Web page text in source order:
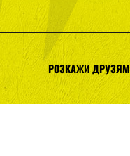
РОЗКАЖИ ДРУЗЯМ